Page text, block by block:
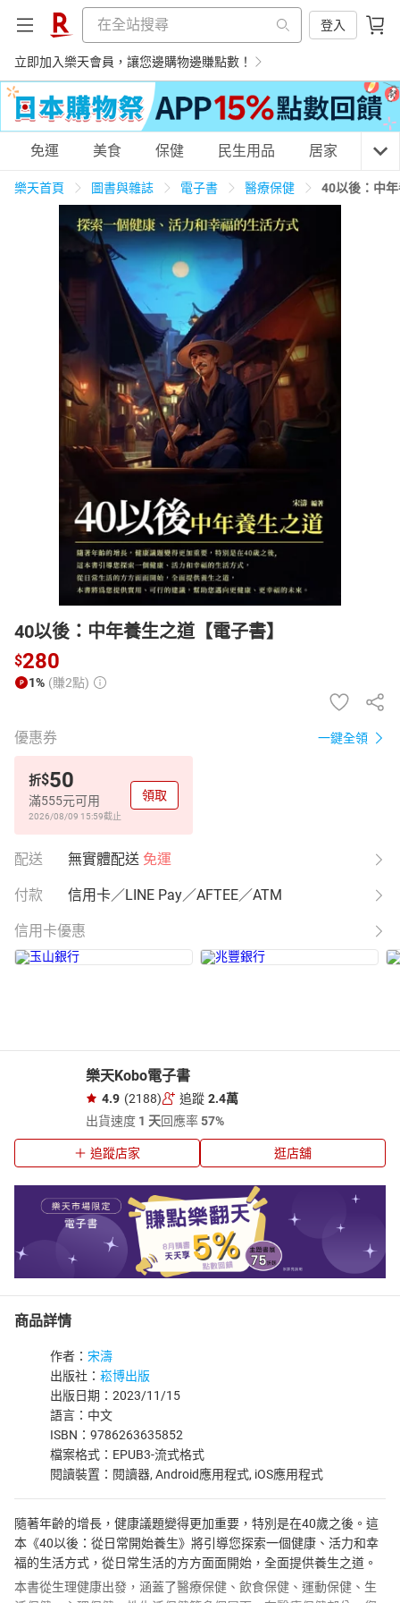
登入
立即加入樂天會員，讓您邊購物邊賺點數！
購物網分類
天天免運 美食蛋糕 養生保健
居家生活 3C家電 運動休閒 親子玩具
女裝 男裝 化妝保養
電子/紙本書
免運 美食 保健 民生用品 居家 3C
樂天首頁 圖書與雜誌 電子書 醫療保健 40以後：中
40以後：中年養生之道【電子書】
$280
1% (賺2點)
優惠券 一鍵全領
折$50
滿555元可用
2026/08/09 15:59截止
領取
配送 無實體配送 免運
付款 信用卡／LINE Pay／AFTEE／ATM
信用卡優惠
樂天Kobo電子書
4.9 (2188) 追蹤 2.4萬
出貨速度 1 天回應率57%
追蹤店家 逛店舖
商品詳情
作者： 宋濤
出版社： 崧博出版
出版日期：2023/11/15
語言：中文
ISBN：9786263635852
檔案格式：EPUB3-流式格式
閱讀裝置：閱讀器, Android應用程式, iOS應用程式
隨著年齡的增長，健康議題變得更加重要，特別是在40歲之後。這
本《40以後：從日常開始養生》將引導您探索一個健康、活力和幸
福的生活方式，從日常生活的方方面面開始，全面提供養生之道。
本書從生理健康出發，涵蓋了醫療保健、飲食保健、運動保健、生